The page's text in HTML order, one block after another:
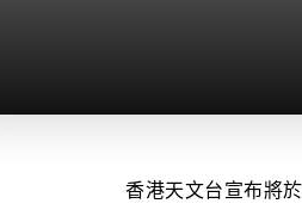
香港天文台宣布將